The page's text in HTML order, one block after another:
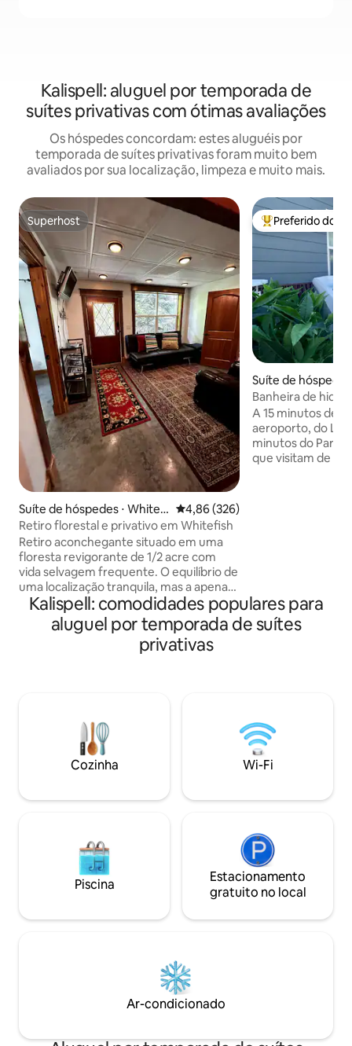
Kalispell: aluguel por temporada de
suítes privativas com ótimas avaliações
Os hóspedes concordam: estes aluguéis por
temporada de suítes privativas foram muito bem
avaliados por sua localização, limpeza e muito mais.
Superhost
Superhost
Suíte de hóspedes ⋅ Whitefi
sh
4,86 de uma avaliação média de
4,86 (326)
Retiro florestal e privativo em Whitefish
Retiro aconchegante situado em uma
floresta revigorante de 1/2 acre com
vida selvagem frequente. O equilíbrio de
uma localização tranquila, mas a apenas
3,2 km do centro de Whitefish. Esta suíte
de acesso privativo tem decoração
moderna e rústica de Montana,
acabamentos sofisticados e detalhes
State Park, a 2 minutos de carro do
golfe/esqui nórdico, a 25 minutos do
resort de esqui e a 45 minutos de W.
Glacier. Uso gratuito de raquetes de
renovada no quarto principal!
Entre os
Preferido dos
Suíte de hóspedes
Banheira de
*Bicicletas
Ar-condicionado!
A 15 minutos de
aeroporto, do
minutos do Parque
que visitam de
luz natural! Nosso bar de café é um dos
favoritos dos
Kalispell: comodidades populares para
aluguel por temporada de suítes
privativas
Cozinha Wi-Fi
Piscina
Estacionamento
gratuito no local
Ar-condicionado